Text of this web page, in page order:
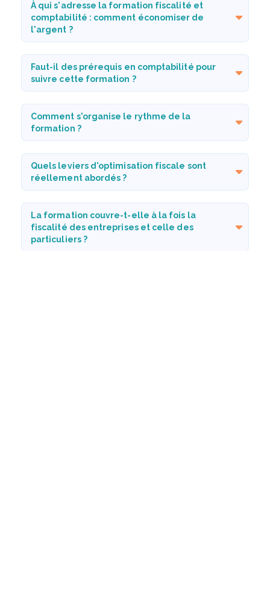
À qui s'adresse la formation fiscalité et
comptabilité : comment économiser de
l'argent ?
Faut-il des prérequis en comptabilité pour
suivre cette formation ?
Comment s'organise le rythme de la
formation ?
Quels leviers d'optimisation fiscale sont
réellement abordés ?
La formation couvre-t-elle à la fois la
fiscalité des entreprises et celle des
particuliers ?